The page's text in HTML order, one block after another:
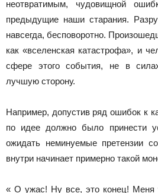
неотвратимым, чудовищной
предыдущие наши старания.
навсегда, бесповоротно.
как «вселенская катастрофа», и
сфере этого события, не в
лучшую сторону.
Например, допустив ряд ошибок к
по идее должно было принести
ожидать неминуемые претензии
внутри начинает примерно такой
« О ужас! Ну все, это конец! Меня